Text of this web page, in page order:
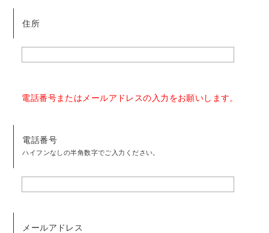
住所
電話番号またはメールアドレスの入力をお願いします。
電話番号
ハイフンなしの半角数字でご入力ください。
メールアドレス